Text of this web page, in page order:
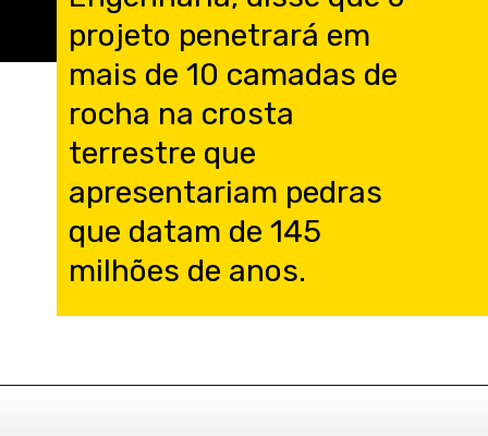
projeto penetrará em
mais de 10 camadas de
rocha na crosta
terrestre que
apresentariam pedras
que datam de 145
milhões de anos.